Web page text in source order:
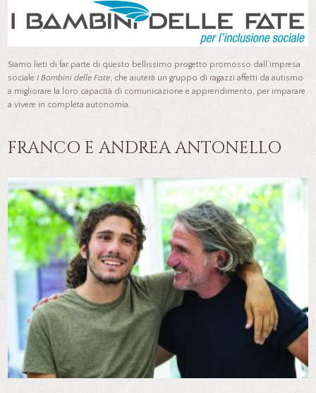
Siamo lieti di far parte di questo bellissimo progetto promosso dall’impresa
socialeI Bambini delle Fate, che aiuterà un gruppo di ragazzi affetti da autismo
a migliorare la loro capacità di comunicazione e apprendimento, per imparare
a vivere in completa autonomia.
FRANCO E ANDREA ANTONELLO